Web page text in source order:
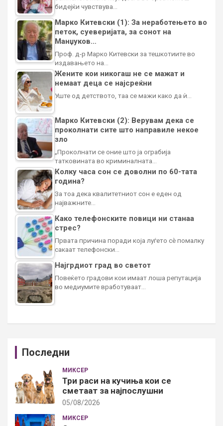
бидејќи чувствува…
Марко Китевски (1): За неработењето во
петок, суеверијата, за сонот на
Манџуков…
Проф. д-р Марко Китевски за тешкотиите во
издавањето на…
Жените кои никогаш не се мажат и
немаат деца се најсреќни
Уште од детството, таа се мажи како да ѝ…
Марко Китевски (2): Верувам дека се
проколнати сите што направиле некое
зло
„Проколнати се оние што ја ограбија
татковината во криминалната…
Колку часа сон се доволни по 60-тата
година?
За тоа дека квалитетниот сон е еден од
најважните…
Како телефонските повици ни станаа
стрес?
Првата причина поради која луѓето сè помалку
сакаат телефонски…
Најгрдиот град во светот
Повеќето градови кои имаат лоша репутација
во медиумите вработуваат…
Последни
МИКСЕР
Три раси на кучиња кои се
сметаат за најпослушни
05/08/2026
МИКСЕР